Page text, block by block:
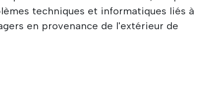
techniques et informatiques liés à
en provenance de l'extérieur de